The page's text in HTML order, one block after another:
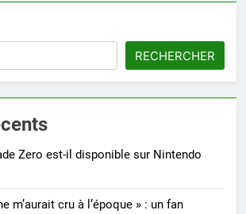
RECHERCHER
Zero est-il disponible sur Nintendo
m’aurait cru à l’époque » : un fan